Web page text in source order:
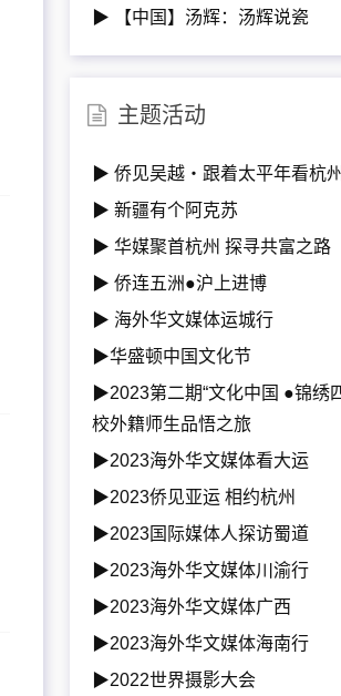
▶ 【中国】汤辉：汤辉说瓷
主题活动
▶ 侨见吴越・跟着太平年看杭州
▶ 新疆有个阿克苏
▶ 华媒聚首杭州 探寻共富之路
▶ 侨连五洲●沪上进博
▶ 海外华文媒体运城行
▶华盛顿中国文化节
▶2023第二期“文化中国 ●锦绣
校外籍师生品悟之旅
▶2023海外华文媒体看大运
▶2023侨见亚运 相约杭州
▶2023国际媒体人探访蜀道
▶2023海外华文媒体川渝行
▶2023海外华文媒体广西
▶2023海外华文媒体海南行
▶2022世界摄影大会